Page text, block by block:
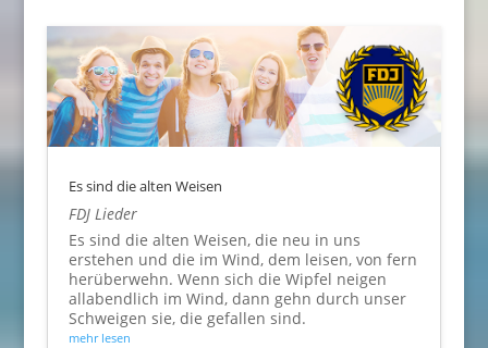
Es sind die alten Weisen
FDJ Lieder
Es sind die alten Weisen, die neu in uns
erstehen und die im Wind, dem leisen, von fern
herüberwehn. Wenn sich die Wipfel neigen
allabendlich im Wind, dann gehn durch unser
Schweigen sie, die gefallen sind.
mehr lesen